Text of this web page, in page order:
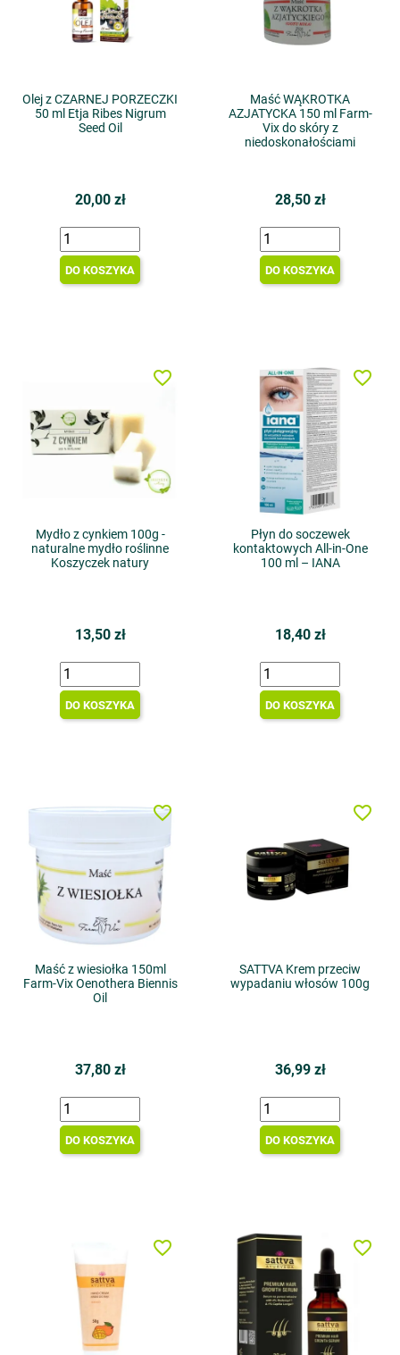
Olej z CZARNEJ PORZECZKI
50 ml Etja Ribes Nigrum
Seed Oil
20,00 zł
DO KOSZYKA
Maść WĄKROTKA
AZJATYCKA 150 ml Farm-
Vix do skóry z
niedoskonałościami
28,50 zł
DO KOSZYKA
Mydło z cynkiem 100g -
naturalne mydło roślinne
Koszyczek natury
13,50 zł
DO KOSZYKA
favorite_border
Płyn do soczewek
kontaktowych All-in-One
100 ml – IANA
18,40 zł
DO KOSZYKA
favorite_border
Maść z wiesiołka 150ml
Farm-Vix Oenothera Biennis
Oil
37,80 zł
DO KOSZYKA
favorite_border
SATTVA Krem przeciw
wypadaniu włosów 100g
36,99 zł
DO KOSZYKA
favorite_border
favorite_border favorite_border